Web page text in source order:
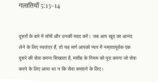
गलातियों 5:13-14
दूसरों के बारे में सोचें और उनकी मदद करें। जब आप खुद का आनंद
लेने के लिए स्वतंत्र हैं, तो यह मार्ग आपको प्यार में नम्रतापूर्वक एक
दूसरे की सेवा करना सिखाता है, मसीह के नियम को पूरा करना जो सेवा
करने के लिए आया था न कि सेवा करवाने के लिए।